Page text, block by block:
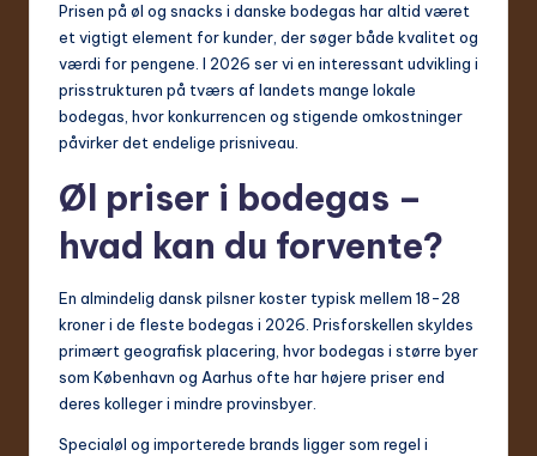
Prisen på øl og snacks i danske bodegas har altid været
et vigtigt element for kunder, der søger både kvalitet og
værdi for pengene. I 2026 ser vi en interessant udvikling i
prisstrukturen på tværs af landets mange lokale
bodegas, hvor konkurrencen og stigende omkostninger
påvirker det endelige prisniveau.
Øl priser i bodegas –
hvad kan du forvente?
En almindelig dansk pilsner koster typisk mellem 18-28
kroner i de fleste bodegas i 2026. Prisforskellen skyldes
primært geografisk placering, hvor bodegas i større byer
som København og Aarhus ofte har højere priser end
deres kolleger i mindre provinsbyer.
Specialøl og importerede brands ligger som regel i